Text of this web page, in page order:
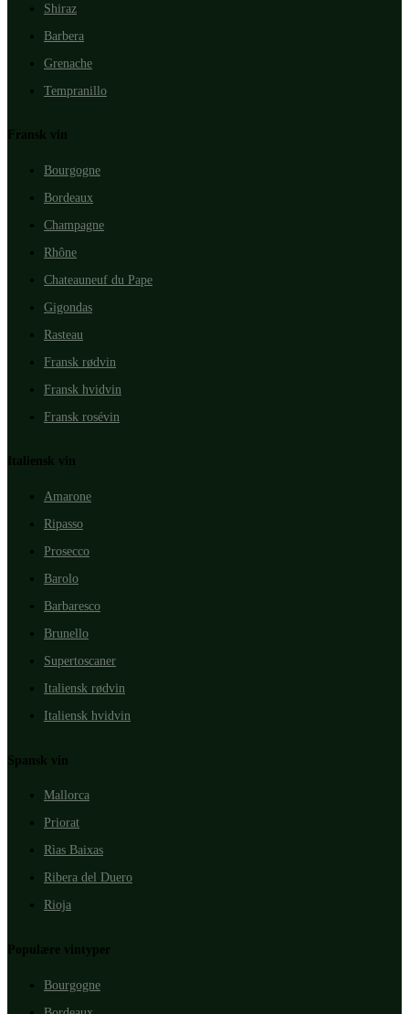
Shiraz
Barbera
Grenache
Tempranillo
Fransk vin
Bourgogne
Bordeaux
Champagne
Rhône
Chateauneuf du Pape
Gigondas
Rasteau
Fransk rødvin
Fransk hvidvin
Fransk rosévin
Italiensk vin
Amarone
Ripasso
Prosecco
Barolo
Barbaresco
Brunello
Supertoscaner
Italiensk rødvin
Italiensk hvidvin
Spansk vin
Mallorca
Priorat
Rìas Baixas
Ribera del Duero
Rioja
Populære vintyper
Bourgogne